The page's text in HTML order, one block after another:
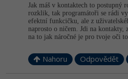
Více
Fórum
Sítě
Kybernetická
Elektronický podpis
Kariéra
Jak máš v kontaktech to postupný
rozklik, tak programátoři se rádi
efektní funkcičku, ale z
naprosto o ničem. Jdi na
na to jak náročné je pro tvoje oči
Nahoru Odpovědět